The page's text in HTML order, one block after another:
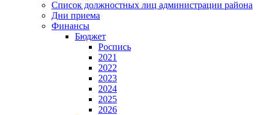
Список должностных лиц администрации района
Дни приема
Финансы
Бюджет
Роспись
2021
2022
2023
2024
2025
2026